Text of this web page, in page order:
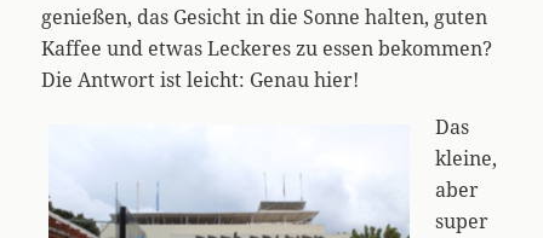
genießen, das Gesicht in die Sonne halten, guten
Kaffee und etwas Leckeres zu essen bekommen?
Die Antwort ist leicht: Genau hier!
Das
kleine,
aber
super